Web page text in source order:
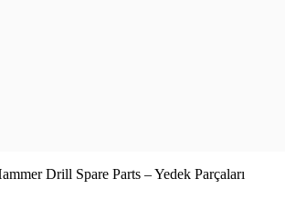
Drill Spare Parts – Yedek Parçaları